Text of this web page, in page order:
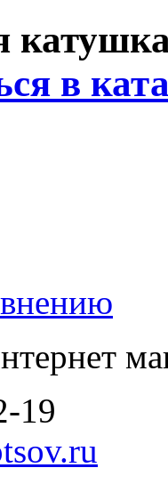
в
19